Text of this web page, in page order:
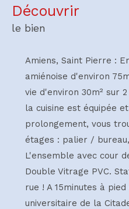
découvrir
le bien
Amiens, Saint Pierre :
amiénoise d'environ
vie d'environ 30m² sur
la cuisine est équipée
prolongement, vous
étages : palier /
L'ensemble avec cour
Double Vitrage PVC.
rue ! A 15minutes à
universitaire de la